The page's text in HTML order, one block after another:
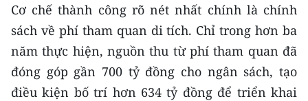
Đông Nam Bộ
Đồng bằng sông Cửu Long
Chuyên trang Hà Nội
Cơ chế thành công rõ nét nhất chính là chính
sách về phí tham quan di tích. Chỉ trong hơn ba
năm thực hiện, nguồn thu từ phí tham quan đã
đóng góp gần 700 tỷ đồng cho ngân sách, tạo
điều kiện bố trí hơn 634 tỷ đồng để triển khai